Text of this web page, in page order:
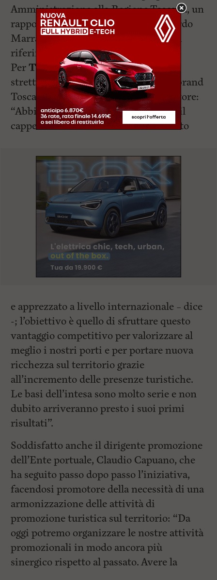
Amministrazione alla Regione Toscana, un
rapporto che ha nell’Assessore Leonardo
Marras uno dei suoi massimi punti di
riferimento”.
PerTapinassisi tratta di un accordo
strettamente operativo che vede nel brand
Toscana il principale elemento attrattore:
“Abbiamo la fortuna di operare sotto il
cappello di un brand che è riconosciuto
e apprezzato a livello internazionale – dice
-; l’obiettivo è quello di sfruttare questo
vantaggio competitivo per valorizzare al
meglio i nostri porti e per portare nuova
ricchezza sul territorio grazie
all’incremento delle presenze turistiche.
Le basi dell’intesa sono molto serie e non
dubito arriveranno presto i suoi primi
risultati”.
Soddisfatto anche il dirigente promozione
dell’Ente portuale, Claudio Capuano, che
ha seguito passo dopo passo l’iniziativa,
facendosi promotore della necessità di una
armonizzazione delle attività di
promozione turistica sul territorio: “Da
oggi potremo organizzare le nostre attività
promozionali in modo ancora più
sinergico rispetto al passato. Avere la